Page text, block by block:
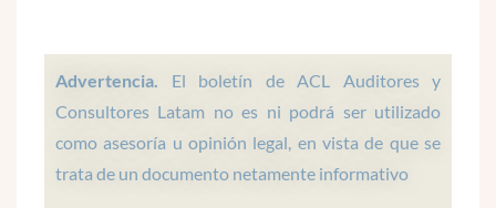
a
p
p
o
o
k
d
i
n
g
r
a
m
b
e
Advertencia. El boletín de ACL Auditores y
Consultores Latam no es ni podrá ser utilizado
como asesoría u opinión legal, en vista de que se
trata de un documento netamente informativo